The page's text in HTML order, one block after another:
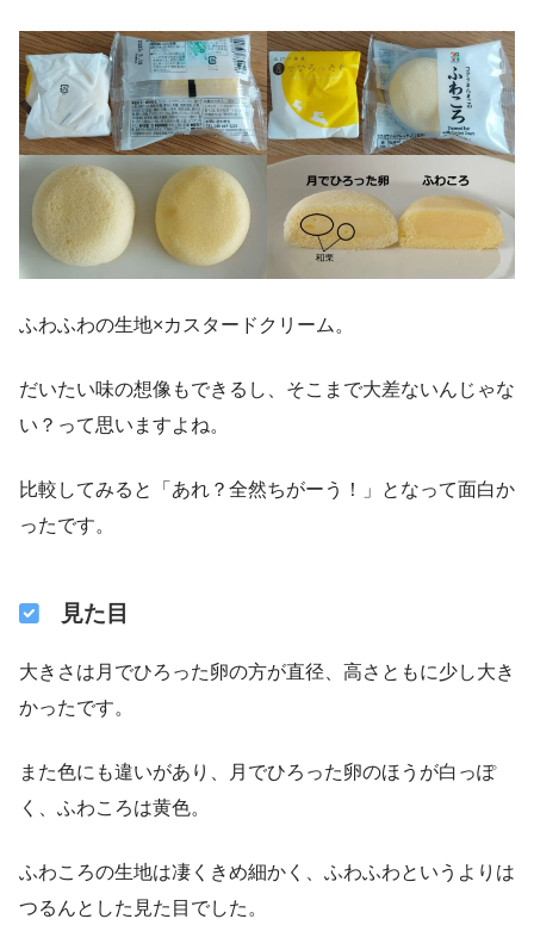
ふわふわの生地×カスタードクリーム。
だいたい味の想像もできるし、そこまで大差ないんじゃな
い？って思いますよね。
比較してみると「あれ？全然ちがーう！」となって面白か
ったです。
見た目
大きさは月でひろった卵の方が直径、高さともに少し大き
かったです。
また色にも違いがあり、月でひろった卵のほうが白っぽ
く、ふわころは黄色。
ふわころの生地は凄くきめ細かく、ふわふわというよりは
つるんとした見た目でした。